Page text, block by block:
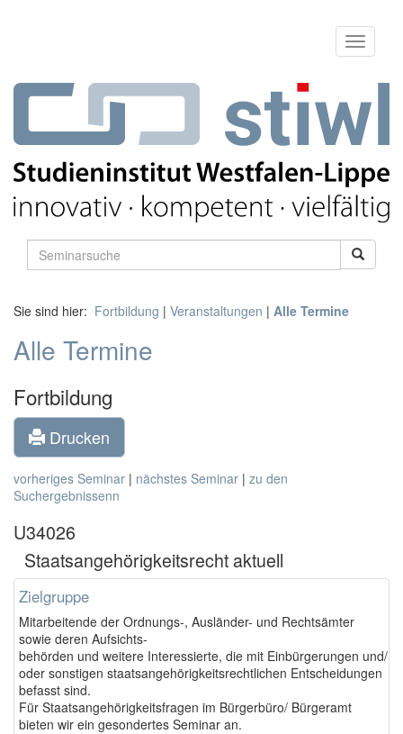
Sie sind hier: Fortbildung | Veranstaltungen | Alle Termine
Alle Termine
Fortbildung
Drucken
vorheriges Seminar | nächstes Seminar | zu den
Suchergebnissenn
U34026
Staatsangehörigkeitsrecht aktuell
Zielgruppe
Mitarbeitende der Ordnungs-, Ausländer- und Rechtsämter
sowie deren Aufsichts-
behörden und weitere Interessierte, die mit Einbürgerungen und/
oder sonstigen staatsangehörigkeitsrechtlichen Entscheidungen
befasst sind.
Für Staatsangehörigkeitsfragen im Bürgerbüro/ Bürgeramt
bieten wir ein gesondertes Seminar an.